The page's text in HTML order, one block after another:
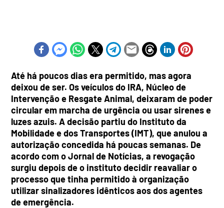
Até há poucos dias era permitido, mas agora
deixou de ser. Os veículos do IRA, Núcleo de
Intervenção e Resgate Animal, deixaram de poder
circular em marcha de urgência ou usar sirenes e
luzes azuis. A decisão partiu do Instituto da
Mobilidade e dos Transportes (IMT), que anulou a
autorização concedida há poucas semanas. De
acordo com o Jornal de Notícias, a revogação
surgiu depois de o instituto decidir reavaliar o
processo que tinha permitido à organização
utilizar sinalizadores idênticos aos dos agentes
de emergência.